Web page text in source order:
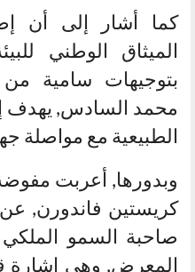
كما أشار إلى أن
الميثاق الوطني
بتوجيهات سامية
محمد السادس, يهدف
الطبيعية مع مواصلة
وبدورها, أعربت
كريستين فاندورن, عن
صاحبة السمو الملكي
المعرض, وهي إشارة